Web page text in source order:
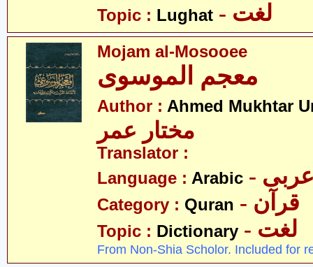
Topic : Lughat - لغت
Mojam al-Mosooee
Author : Ahmed Mukhtar
Translator :
Language : Arabic عربی
Category : Quran - قرآن
Topic : Dictionary - لغت
From Non-Shia Scholor. Included for